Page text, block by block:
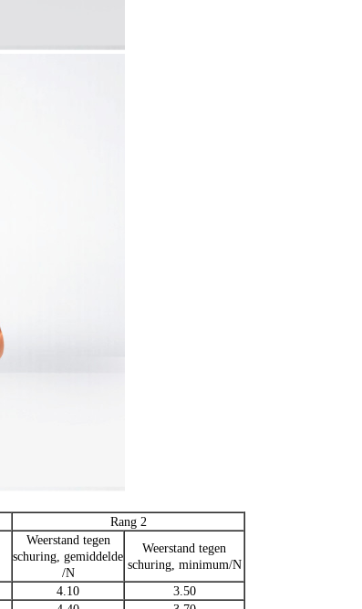
Rang 2
Weerstand tegen
schuring, gemiddelde
/N
Weerstand tegen
schuring, minimum/N
4.10
3.50